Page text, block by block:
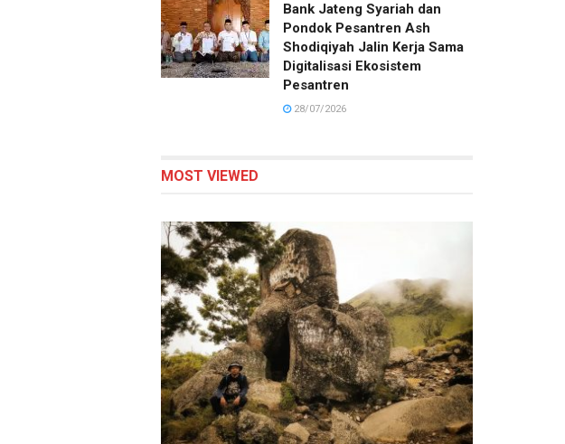
Bank Jateng Syariah dan
Pondok Pesantren Ash
Shodiqiyah Jalin Kerja Sama
Digitalisasi Ekosistem
Pesantren
28/07/2026
MOST VIEWED